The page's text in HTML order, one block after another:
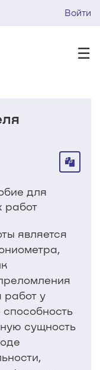
Войти
☰
для
работ
является
работ у
сущность